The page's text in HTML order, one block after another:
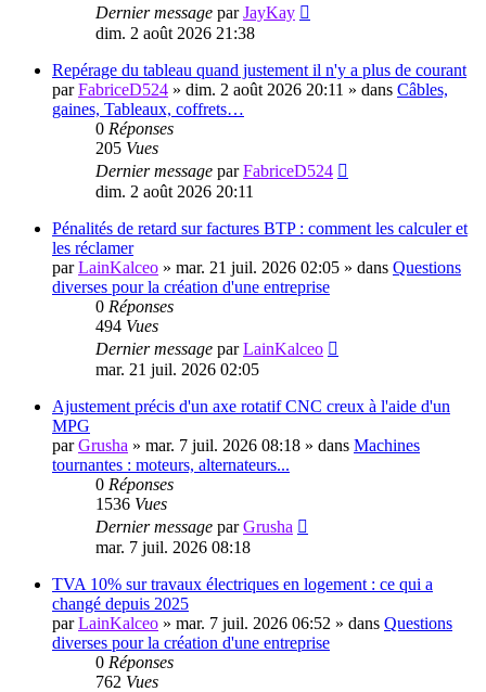
Dernier message parJayKay
dim. 2 août 2026 21:38
Repérage du tableau quand justement il n'y a plus de courant
parFabriceD524 » dim. 2 août 2026 20:11 » dans Câbles,
gaines, Tableaux, coffrets…
0 Réponses
205 Vues
Dernier message parFabriceD524
dim. 2 août 2026 20:11
Pénalités de retard sur factures BTP : comment les calculer et
les réclamer
parLainKalceo » mar. 21 juil. 2026 02:05 » dans Questions
diverses pour la création d'une entreprise
0 Réponses
494 Vues
Dernier message parLainKalceo
mar. 21 juil. 2026 02:05
Ajustement précis d'un axe rotatif CNC creux à l'aide d'un
MPG
parGrusha » mar. 7 juil. 2026 08:18 » dans Machines
tournantes : moteurs, alternateurs...
0 Réponses
1536 Vues
Dernier message parGrusha
mar. 7 juil. 2026 08:18
TVA 10% sur travaux électriques en logement : ce qui a
changé depuis 2025
parLainKalceo » mar. 7 juil. 2026 06:52 » dans Questions
diverses pour la création d'une entreprise
0 Réponses
762 Vues